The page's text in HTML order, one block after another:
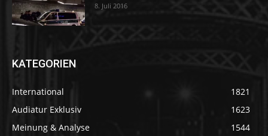
8. Juli 2016
KATEGORIEN
International
1821
Audiatur Exklusiv
1623
Meinung & Analyse
1544